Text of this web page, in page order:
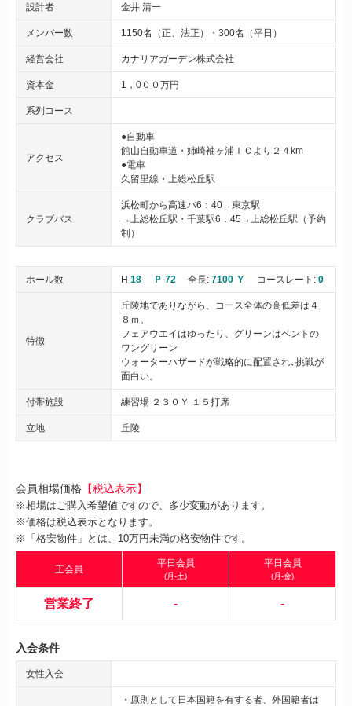
設計者 金井 清一
メンバー数 1150名（正、法正）・300名（平日）
経営会社 カナリアガーデン株式会社
資本金 1，0００万円
系列コース
アクセス
●自動車
館山自動車道・姉崎袖ヶ浦ＩＣより２４km
●電車
久留里線・上総松丘駅
クラブバス
浜松町から高速バ6：40→東京駅
→上総松丘駅・千葉駅6：45→上総松丘駅（予約
制）
ホール数 H 18 Ｐ 72 全長: 7100 Ｙ コースレート: 0
特徴
丘陵地でありながら、コース全体の高低差は４
８ｍ。
フェアウエイはゆったり、グリーンはベントの
ワングリーン
ウォーターハザードが戦略的に配置され､挑戦が
面白い。
付帯施設 練習場 ２３０Ｙ １５打席
立地 丘陵
会員相場価格 【税込表示】
※相場はご購入希望値ですので、多少変動があります。
※価格は税込表示となります。
※「格安物件」とは、10万円未満の格安物件です。
正会員
平日会員
(月-土)
平日会員
(月-金)
営業終了 - -
入会条件
女性入会
・原則として日本国籍を有する者、外国籍者は